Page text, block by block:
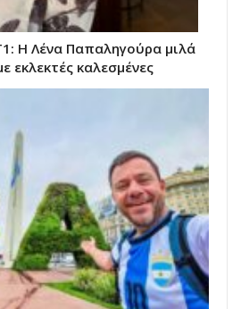
Η Λένα Παπαληγούρα μιλά
εκλεκτές καλεσμένες